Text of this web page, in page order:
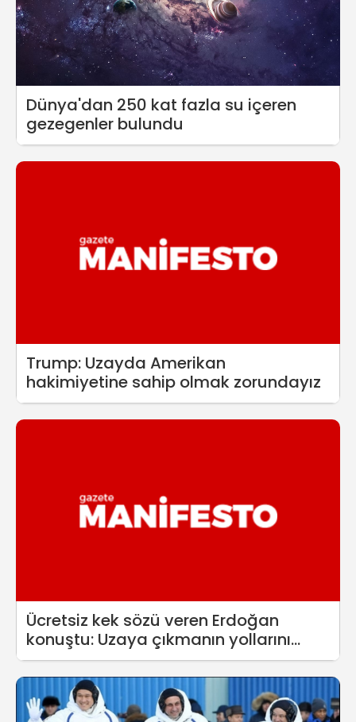
Dünya'dan 250 kat fazla su içeren
gezegenler bulundu
Trump: Uzayda Amerikan
hakimiyetine sahip olmak zorundayız
Ücretsiz kek sözü veren Erdoğan
konuştu: Uzaya çıkmanın yollarını
arıyoruz